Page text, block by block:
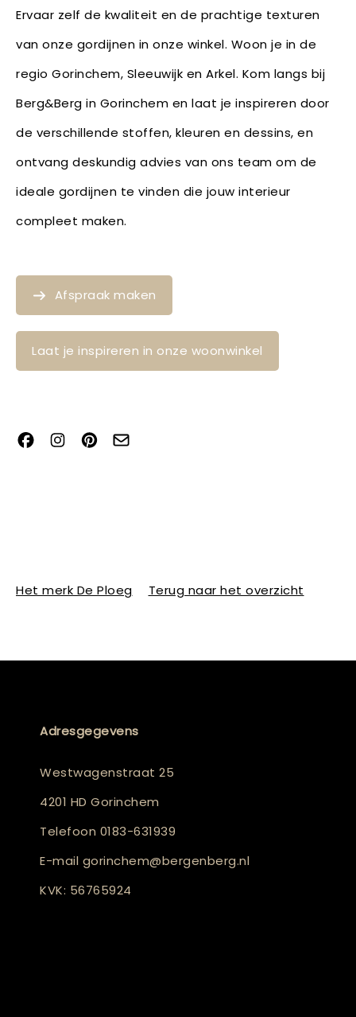
Ervaar zelf de kwaliteit en de prachtige texturen
van onze gordijnen in onze winkel. Woon je in de
regio Gorinchem, Sleeuwijk en Arkel. Kom langs bij
Berg&Berg in Gorinchem en laat je inspireren door
de verschillende stoffen, kleuren en dessins, en
ontvang deskundig advies van ons team om de
ideale gordijnen te vinden die jouw interieur
compleet maken.
Afspraak maken
Laat je inspireren in onze woonwinkel
Het merk De Ploeg Terug naar het overzicht
Adresgegevens
Westwagenstraat 25
4201 HD Gorinchem
Telefoon 0183-631939
E-mail gorinchem@bergenberg.nl
KVK: 56765924